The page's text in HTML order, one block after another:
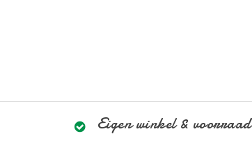
Eigen winkel & voorraad